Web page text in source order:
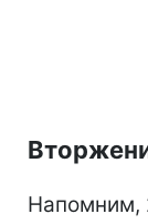
Напомним,